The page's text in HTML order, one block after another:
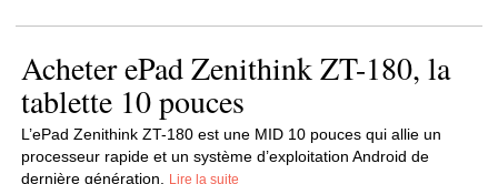
Acheter ePad Zenithink ZT-180, la
tablette 10 pouces
L’ePad Zenithink ZT-180 est une MID 10 pouces qui allie un
processeur rapide et un système d’exploitation Android de
dernière génération.
Lire la suite